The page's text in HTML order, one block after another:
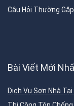
Câu Hỏi Thường Gặp
Bài Viết Mới
Dịch Vụ Sơn Nhà